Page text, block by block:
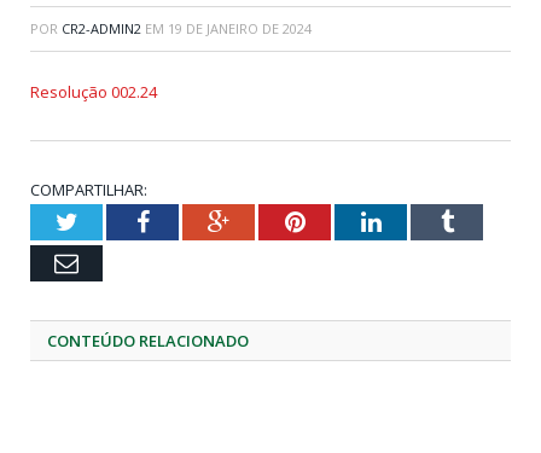
POR CR2-ADMIN2 EM 19 DE JANEIRO DE 2024
Resolução 002.24
COMPARTILHAR:
TwitterFacebookGoogle+PinterestLinkedInTumblr
Email
CONTEÚDO RELACIONADO